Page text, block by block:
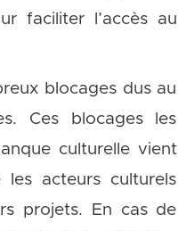
faciliter l’accès au
blocages dus au
Ces blocages les
culturelle vient
acteurs culturels
projets. En cas de